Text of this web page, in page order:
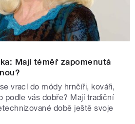
Mají téměř zapomenutá
vrací do módy hrnčíři, kováři,
podle vás dobře? Mají tradiční
době ještě svoje